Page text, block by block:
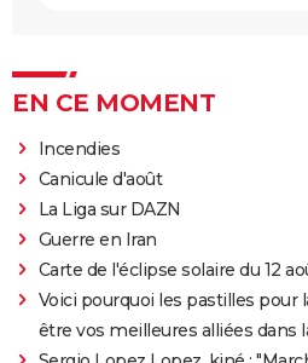
EN CE MOMENT
Incendies
Canicule d'août
La Liga sur DAZN
Guerre en Iran
Carte de l'éclipse solaire du 12
Voici pourquoi les pastilles pour
être vos meilleures alliées dans